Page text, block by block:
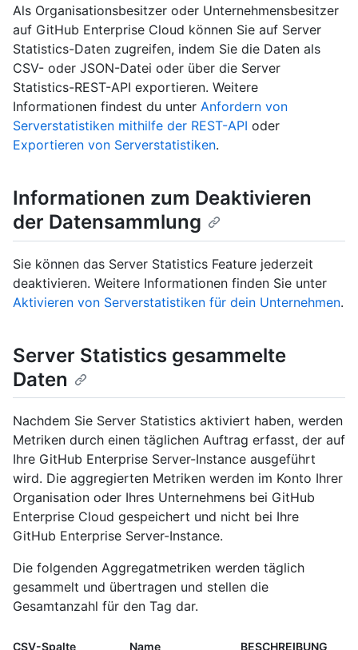
Als Organisationsbesitzer oder Unternehmensbesitzer
auf GitHub Enterprise Cloud können Sie auf Server
Statistics-Daten zugreifen, indem Sie die Daten als
CSV- oder JSON-Datei oder über die Server
Statistics-REST-API exportieren. Weitere
Informationen findest du unter Anfordern von
Serverstatistiken mithilfe der REST-API oder
Exportieren von Serverstatistiken.
Informationen zum Deaktivieren
der Datensammlung
Sie können das Server Statistics Feature jederzeit
deaktivieren. Weitere Informationen finden Sie unter
Aktivieren von Serverstatistiken für dein Unternehmen.
Server Statistics gesammelte
Daten
Nachdem Sie Server Statistics aktiviert haben, werden
Metriken durch einen täglichen Auftrag erfasst, der auf
Ihre GitHub Enterprise Server-Instance ausgeführt
wird. Die aggregierten Metriken werden im Konto Ihrer
Organisation oder Ihres Unternehmens bei GitHub
Enterprise Cloud gespeichert und nicht bei Ihre
GitHub Enterprise Server-Instance.
Die folgenden Aggregatmetriken werden täglich
gesammelt und übertragen und stellen die
Gesamtanzahl für den Tag dar.
CSV-Spalte Name BESCHREIBUNG